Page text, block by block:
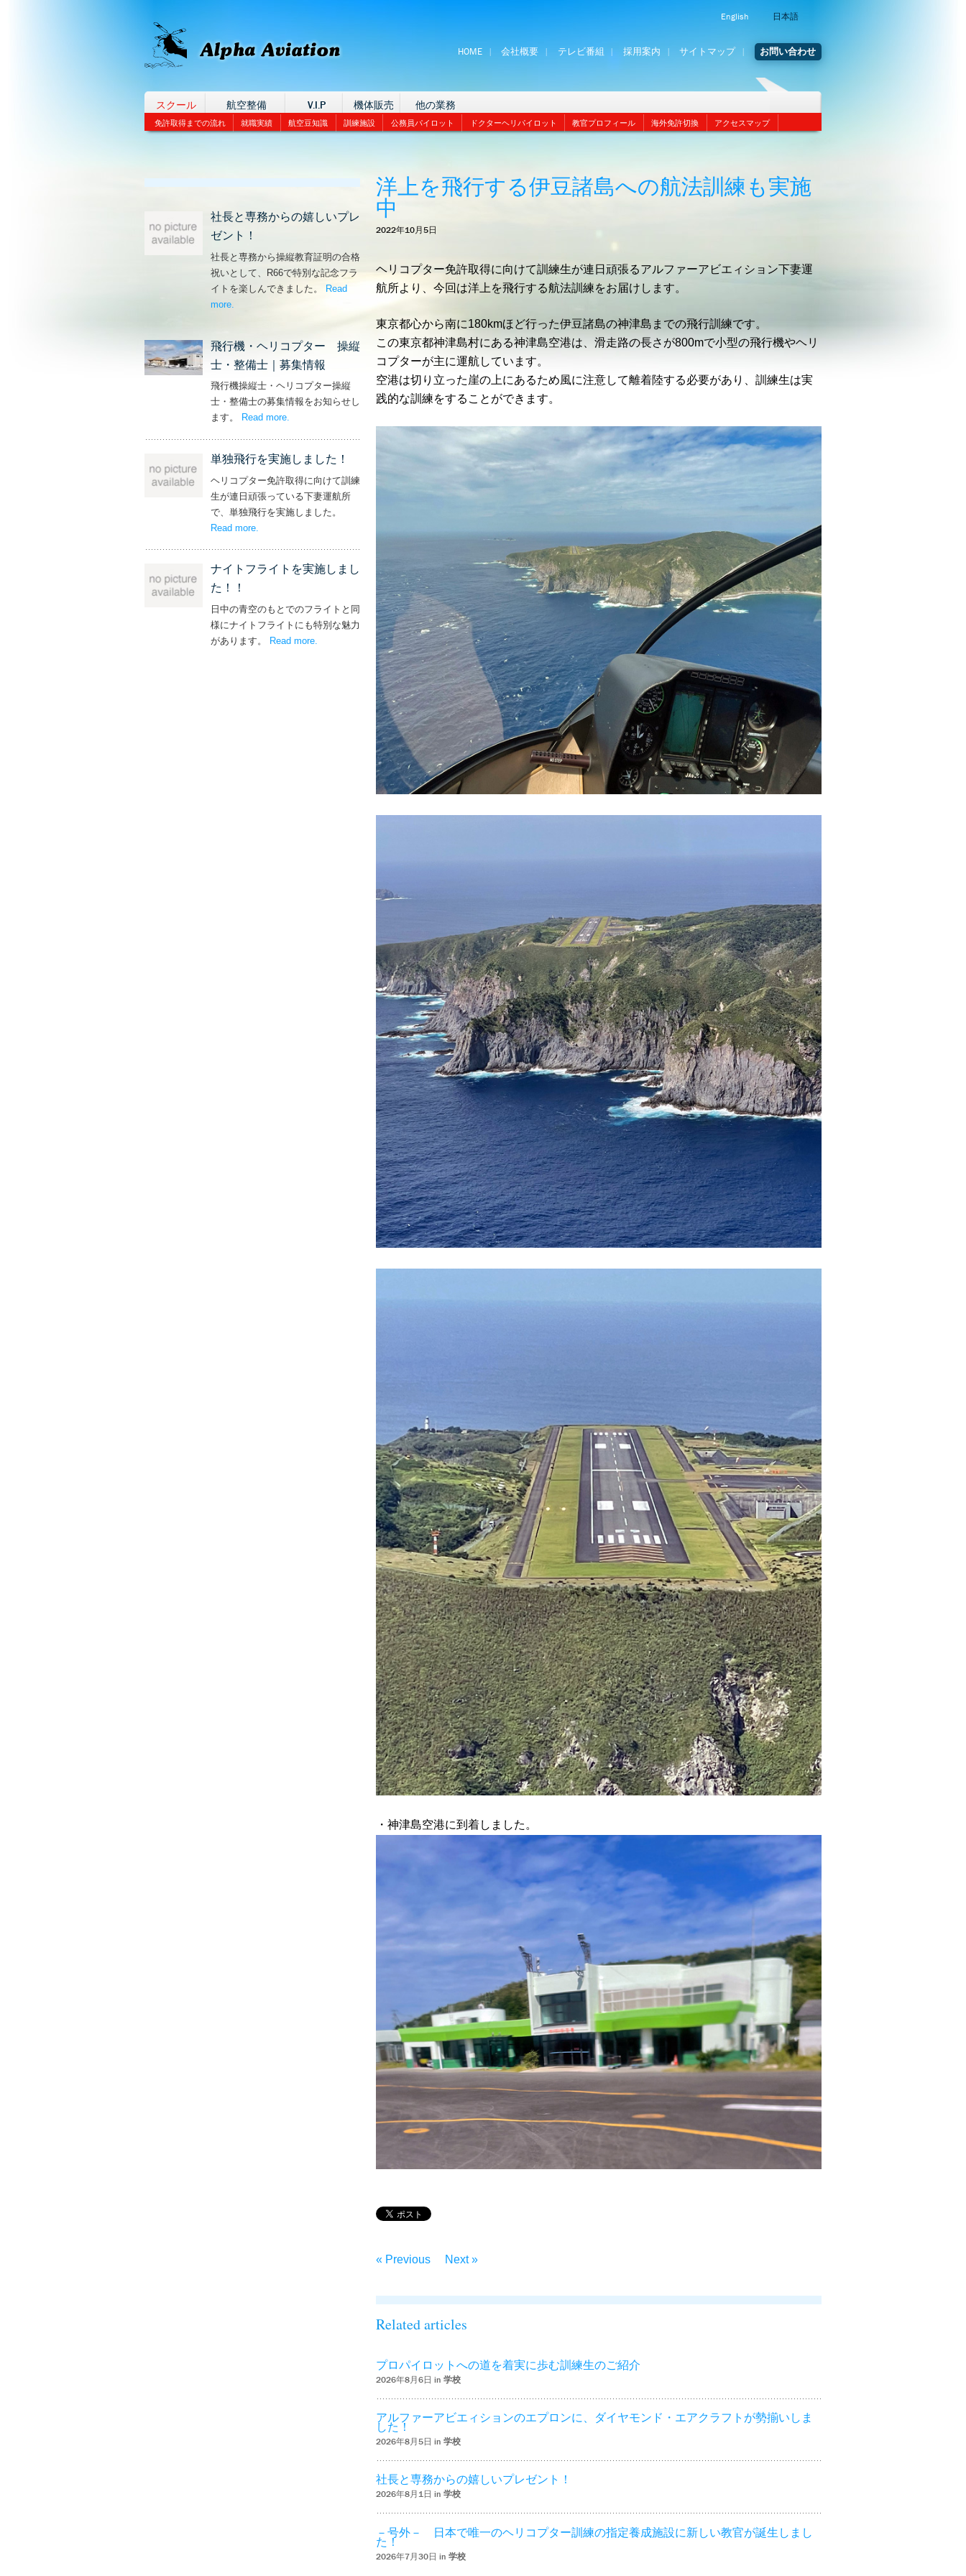
English 日本語
HOME 会社概要 テレビ番組 採用案内 サイトマップ お問い合わせ
スクール 航空整備 V.I.P 機体販売 他の業務
免許取得までの流れ 就職実績 航空豆知識 訓練施設 公務員パイロット ドクターヘリパイロット 教官プロフィール 海外免許切換 アクセスマップ
洋上を飛行する伊豆諸島への航法訓練も実施
中
2022年10月5日
ヘリコプター免許取得に向けて訓練生が連日頑張るアルファーアビエィション下妻運
航所より、今回は洋上を飛行する航法訓練をお届けします。
東京都心から南に180kmほど行った伊豆諸島の神津島までの飛行訓練です。
この東京都神津島村にある神津島空港は、滑走路の長さが800mで小型の飛行機やヘリ
コプターが主に運航しています。
空港は切り立った崖の上にあるため風に注意して離着陸する必要があり、訓練生は実
践的な訓練をすることができます。
・神津島空港に到着しました。
« Previous Next »
社長と専務からの嬉しいプレ
ゼント！
社長と専務から操縦教育証明の合格
祝いとして、R66で特別な記念フラ
イトを楽しんできました。
Read
more
飛行機・ヘリコプター 操縦
士・整備士｜募集情報
飛行機操縦士・ヘリコプター操縦
士・整備士の募集情報をお知らせし
ます。
Read more– ‘飛行機・ヘリコプター 操縦士・整備士｜募集情報’
.
単独飛行を実施しました！
ヘリコプター免許取得に向けて訓練
生が連日頑張っている下妻運航所
で、単独飛行を実施しました。
Read more
ナイトフライトを実施しまし
た！！
日中の青空のもとでのフライトと同
様にナイトフライトにも特別な魅力
があります。
Read more– ‘ナイトフライトを実施しました！！’
.
Related articles
プロパイロットへの道を着実に歩む訓練生のご紹介
2026年8月6日 in 学校
アルファーアビエィションのエプロンに、ダイヤモンド・エアクラフトが勢揃いしま
した！
2026年8月5日 in 学校
社長と専務からの嬉しいプレゼント！
2026年8月1日 in 学校
－号外－ 日本で唯一のヘリコプター訓練の指定養成施設に新しい教官が誕生しまし
た！
2026年7月30日 in 学校